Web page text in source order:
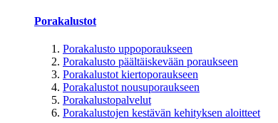
Porakalustot
Porakalusto uppoporaukseen
Porakalusto päältäiskevään poraukseen
Porakalustot kiertoporaukseen
Porakalustot nousuporaukseen
Porakalustopalvelut
Porakalustojen kestävän kehityksen aloitteet